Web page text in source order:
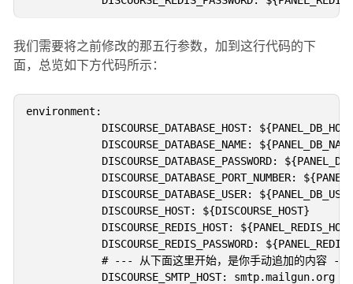
我们需要将之前修改的那五行参数，加到这行代码的下
面，总览如下方代码所示：
environment:
DISCOURSE_DATABASE_HOST:
DISCOURSE_DATABASE_NAME:
DISCOURSE_DATABASE_PASSWORD:
DISCOURSE_DATABASE_PORT_NUMBER:
DISCOURSE_DATABASE_USER:
DISCOURSE_HOST: ${DISCOURSE_HOST}
DISCOURSE_REDIS_HOST:
DISCOURSE_REDIS_PASSWORD:
            # --- 从下面这里开始，是你手动追加的内容 ---
DISCOURSE_SMTP_HOST: smtp.mailgun.org（你的